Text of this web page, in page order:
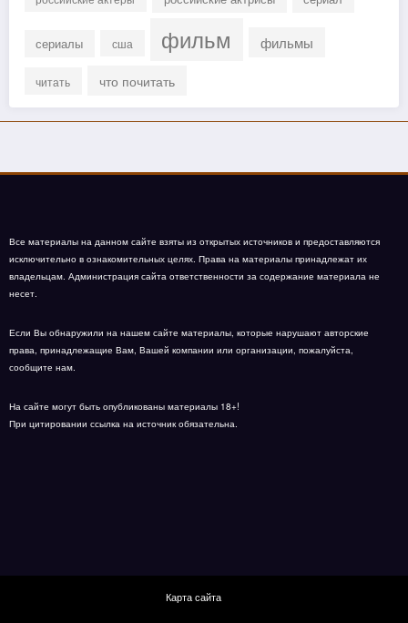
сериалы сша фильм фильмы
читать что почитать
Все материалы на данном сайте взяты из открытых источников и предоставляются
исключительно в ознакомительных целях. Права на материалы принадлежат их
владельцам. Администрация сайта ответственности за содержание материала не
несет.
Если Вы обнаружили на нашем сайте материалы, которые нарушают авторские
права, принадлежащие Вам, Вашей компании или организации, пожалуйста,
сообщите нам.
На сайте могут быть опубликованы материалы 18+!
При цитировании ссылка на источник обязательна.
Карта сайта